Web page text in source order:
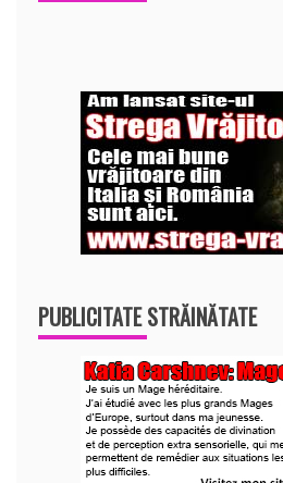
PUBLICITATE STRĂINĂTATE